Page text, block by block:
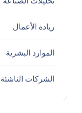
ريادة الأعمال
الموارد البشرية
الشركات الناشئة